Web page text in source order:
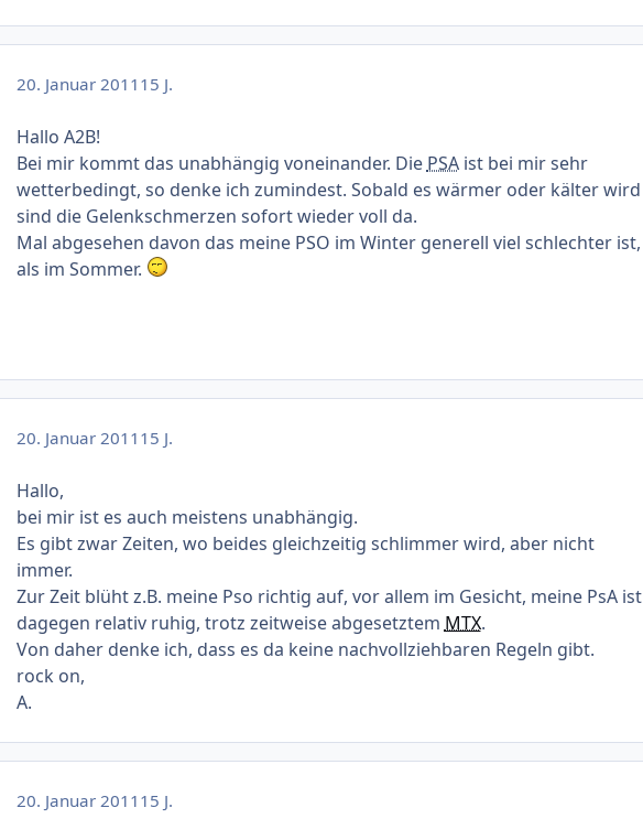
20. Januar 2011 15 J.
Hallo A2B!
Bei mir kommt das unabhängig voneinander. DiePSAist bei mir sehr
wetterbedingt, so denke ich zumindest. Sobald es wärmer oder kälter wird
sind die Gelenkschmerzen sofort wieder voll da.
Mal abgesehen davon das meine PSO im Winter generell viel schlechter ist,
als im Sommer.
20. Januar 2011 15 J.
Hallo,
bei mir ist es auch meistens unabhängig.
Es gibt zwar Zeiten, wo beides gleichzeitig schlimmer wird, aber nicht
immer.
Zur Zeit blüht z.B. meine Pso richtig auf, vor allem im Gesicht, meine PsA ist
dagegen relativ ruhig, trotz zeitweise abgesetztemMTX.
Von daher denke ich, dass es da keine nachvollziehbaren Regeln gibt.
rock on,
A.
20. Januar 2011 15 J.